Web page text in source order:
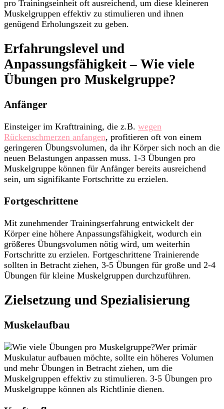
pro Trainingseinheit oft ausreichend, um diese kleineren
Muskelgruppen effektiv zu stimulieren und ihnen
genügend Erholungszeit zu geben.
Erfahrungslevel und
Anpassungsfähigkeit – Wie viele
Übungen pro Muskelgruppe?
Anfänger
Einsteiger im Krafttraining, die z.B. wegen
Rückenschmerzen anfangen, profitieren oft von einem
geringeren Übungsvolumen, da ihr Körper sich noch an die
neuen Belastungen anpassen muss. 1-3 Übungen pro
Muskelgruppe können für Anfänger bereits ausreichend
sein, um signifikante Fortschritte zu erzielen.
Fortgeschrittene
Mit zunehmender Trainingserfahrung entwickelt der
Körper eine höhere Anpassungsfähigkeit, wodurch ein
größeres Übungsvolumen nötig wird, um weiterhin
Fortschritte zu erzielen. Fortgeschrittene Trainierende
sollten in Betracht ziehen, 3-5 Übungen für große und 2-4
Übungen für kleine Muskelgruppen durchzuführen.
Zielsetzung und Spezialisierung
Muskelaufbau
Wer primär
Muskulatur aufbauen möchte, sollte ein höheres Volumen
und mehr Übungen in Betracht ziehen, um die
Muskelgruppen effektiv zu stimulieren. 3-5 Übungen pro
Muskelgruppe können als Richtlinie dienen.